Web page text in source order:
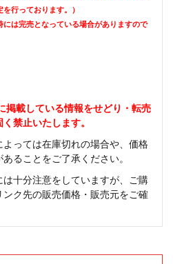
行っております。）
は完売となっている場合がありますので
掲載している情報をせどり・転売
禁止いたします。
っては在庫切れの場合や、価格
ることをご了承ください。
十分注意をしていますが、ご購
ンク先の販売価格・販売元をご確